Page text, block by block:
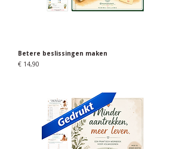
Betere beslissingen maken
Prijs
€ 14,90